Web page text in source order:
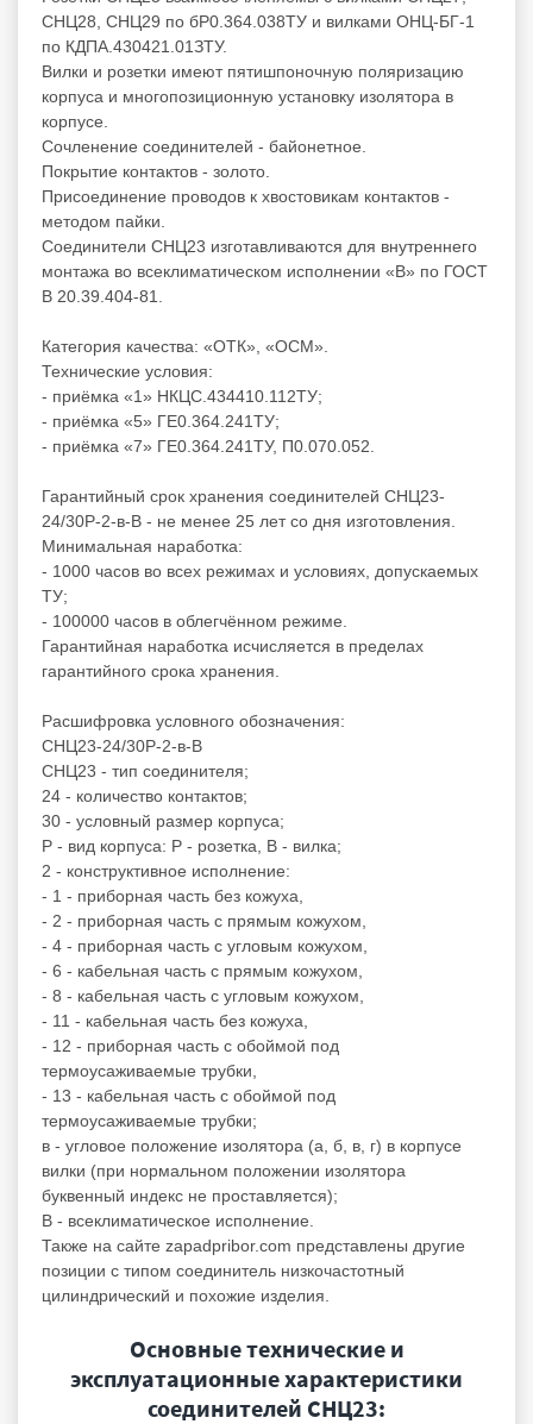
СНЦ28, СНЦ29 по бР0.364.038ТУ и вилками ОНЦ-БГ-1
по КДПА.430421.01ЗТУ.
Вилки и розетки имеют пятишпоночную поляризацию
корпуса и многопозиционную установку изолятора в
корпусе.
Сочленение соединителей - байонетное.
Покрытие контактов - золото.
Присоединение проводов к хвостовикам контактов -
методом пайки.
Соединители СНЦ23 изготавливаются для внутреннего
монтажа во всеклиматическом исполнении «В» по ГОСТ
В 20.39.404-81.
Категория качества: «ОТК», «ОСМ».
Технические условия:
- приёмка «1» НКЦС.434410.112ТУ;
- приёмка «5» ГЕ0.364.241ТУ;
- приёмка «7» ГЕ0.364.241ТУ, П0.070.052.
Гарантийный срок хранения соединителей СНЦ23-
24/30Р-2-в-В - не менее 25 лет со дня изготовления.
Минимальная наработка:
- 1000 часов во всех режимах и условиях, допускаемых
ТУ;
- 100000 часов в облегчённом режиме.
Гарантийная наработка исчисляется в пределах
гарантийного срока хранения.
Расшифровка условного обозначения:
СНЦ23-24/30Р-2-в-В
СНЦ23 - тип соединителя;
24 - количество контактов;
30 - условный размер корпуса;
Р - вид корпуса: Р - розетка, В - вилка;
2 - конструктивное исполнение:
- 1 - приборная часть без кожуха,
- 2 - приборная часть с прямым кожухом,
- 4 - приборная часть с угловым кожухом,
- 6 - кабельная часть с прямым кожухом,
- 8 - кабельная часть с угловым кожухом,
- 11 - кабельная часть без кожуха,
- 12 - приборная часть с обоймой под
термоусаживаемые трубки,
- 13 - кабельная часть с обоймой под
термоусаживаемые трубки;
в - угловое положение изолятора (а, б, в, г) в корпусе
вилки (при нормальном положении изолятора
буквенный индекс не проставляется);
В - всеклиматическое исполнение.
Также на сайте zapadpribor.com представлены другие
позиции с типом соединитель низкочастотный
цилиндрический и похожие изделия.
Основные технические и
эксплуатационные характеристики
соединителей СНЦ23: